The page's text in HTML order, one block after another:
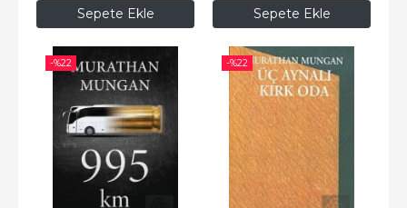
Sepete Ekle Sepete Ekle
-%22 -%22